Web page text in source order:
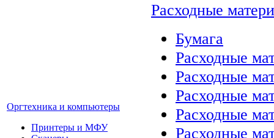
Оргтехника и компьютеры
Принтеры и МФУ
Расходные
Бумага
Расходные
Расходные
Расходные
Расходные
Расходные